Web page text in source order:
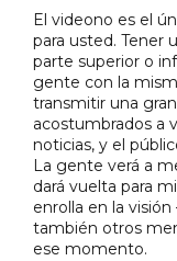
El videono es el
para usted. Tener
parte superior o
gente con la
transmitir una
acostumbrados a
noticias, y el
La gente verá a
dará vuelta para
enrolla en la
también otros
ese momento.